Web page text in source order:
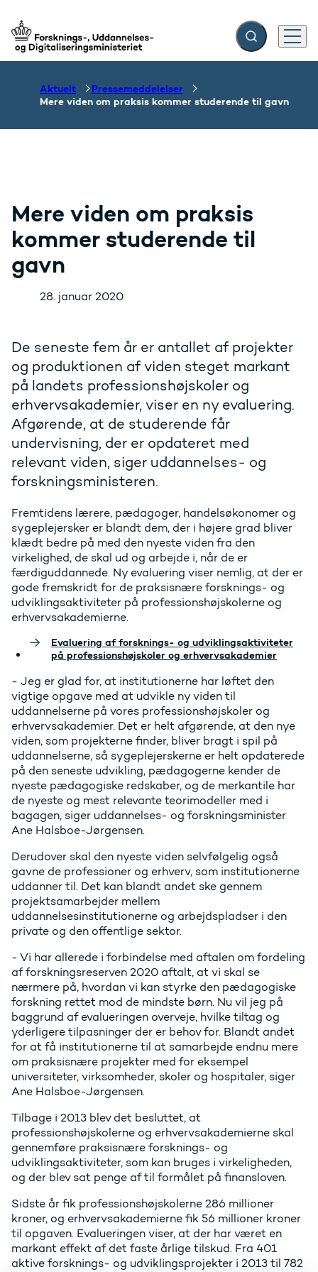
Gå til forsiden Fold søgefelt ud
Menu
Aktuelt
Pressemeddelelser
Mere viden om praksis kommer studerende til gavn
Mere viden om praksis
kommer studerende til
gavn
28. januar 2020
De seneste fem år er antallet af projekter
og produktionen af viden steget markant
på landets professionshøjskoler og
erhvervsakademier, viser en ny evaluering.
Afgørende, at de studerende får
undervisning, der er opdateret med
relevant viden, siger uddannelses- og
forskningsministeren.
Fremtidens lærere, pædagoger, handelsøkonomer og
sygeplejersker er blandt dem, der i højere grad bliver
klædt bedre på med den nyeste viden fra den
virkelighed, de skal ud og arbejde i, når de er
færdiguddannede. Ny evaluering viser nemlig, at der er
gode fremskridt for de praksisnære forsknings- og
udviklingsaktiviteter på professionshøjskolerne og
erhvervsakademierne.
Evaluering af forsknings- og udviklingsaktiviteter
på professionshøjskoler og erhvervsakademier
- Jeg er glad for, at institutionerne har løftet den
vigtige opgave med at udvikle ny viden til
uddannelserne på vores professionshøjskoler og
erhvervsakademier. Det er helt afgørende, at den nye
viden, som projekterne finder, bliver bragt i spil på
uddannelserne, så sygeplejerskerne er helt opdaterede
på den seneste udvikling, pædagogerne kender de
nyeste pædagogiske redskaber, og de merkantile har
de nyeste og mest relevante teorimodeller med i
bagagen, siger uddannelses- og forskningsminister
Ane Halsboe-Jørgensen.
Derudover skal den nyeste viden selvfølgelig også
gavne de professioner og erhverv, som institutionerne
uddanner til. Det kan blandt andet ske gennem
projektsamarbejder mellem
uddannelsesinstitutionerne og arbejdspladser i den
private og den offentlige sektor.
- Vi har allerede i forbindelse med aftalen om fordeling
af forskningsreserven 2020 aftalt, at vi skal se
nærmere på, hvordan vi kan styrke den pædagogiske
forskning rettet mod de mindste børn. Nu vil jeg på
baggrund af evalueringen overveje, hvilke tiltag og
yderligere tilpasninger der er behov for. Blandt andet
for at få institutionerne til at samarbejde endnu mere
om praksisnære projekter med for eksempel
universiteter, virksomheder, skoler og hospitaler, siger
Ane Halsboe-Jørgensen.
Tilbage i 2013 blev det besluttet, at
professionshøjskolerne og erhvervsakademierne skal
gennemføre praksisnære forsknings- og
udviklingsaktiviteter, som kan bruges i virkeligheden,
og der blev sat penge af til formålet på finansloven.
Sidste år fik professionshøjskolerne 286 millioner
kroner, og erhvervsakademierne fik 56 millioner kroner
til opgaven. Evalueringen viser, at der har været en
markant effekt af det faste årlige tilskud. Fra 401
aktive forsknings- og udviklingsprojekter i 2013 til 782